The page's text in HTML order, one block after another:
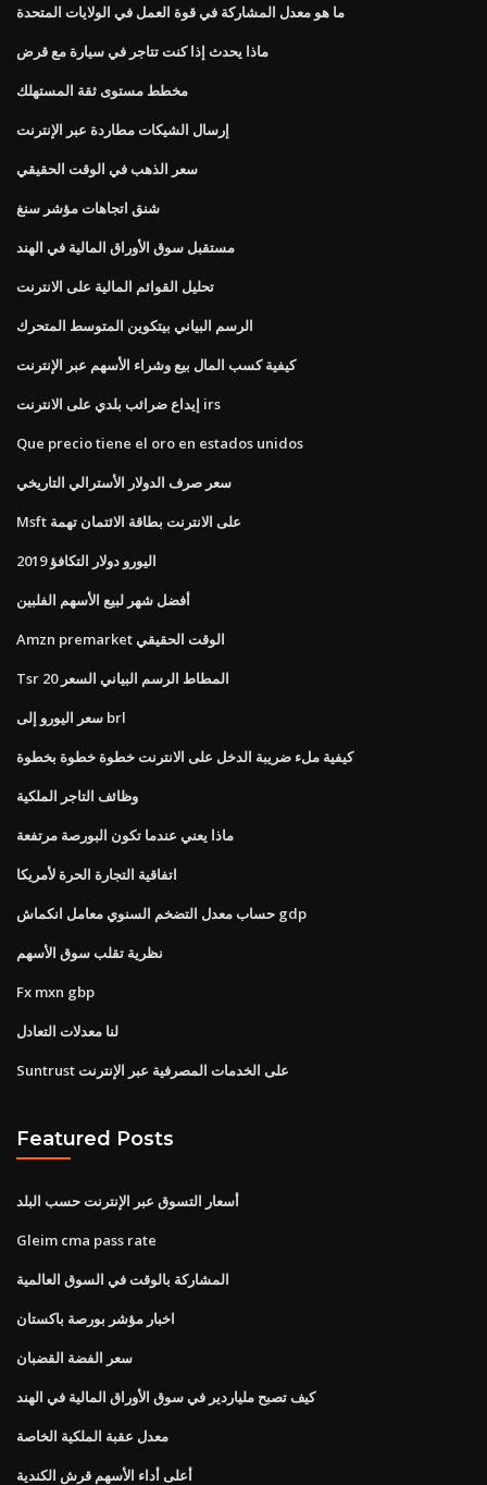
ما هو معدل المشاركة في قوة العمل في الولايات المتحدة
ماذا يحدث إذا كنت تتاجر في سيارة مع قرض
مخطط مستوى ثقة المستهلك
إرسال الشيكات مطاردة عبر الإنترنت
سعر الذهب في الوقت الحقيقي
شنق اتجاهات مؤشر سنغ
مستقبل سوق الأوراق المالية في الهند
تحليل القوائم المالية على الانترنت
الرسم البياني بيتكوين المتوسط ​​المتحرك
كيفية كسب المال بيع وشراء الأسهم عبر الإنترنت
إيداع ضرائب بلدي على الانترنت irs
Que precio tiene el oro en estados unidos
سعر صرف الدولار الأسترالي التاريخي
Msft على الانترنت بطاقة الائتمان تهمة
اليورو دولار التكافؤ 2019
أفضل شهر لبيع الأسهم الفلبين
Amzn premarket الوقت الحقيقي
Tsr 20 المطاط الرسم البياني السعر
سعر اليورو إلى brl
كيفية ملء ضريبة الدخل على الانترنت خطوة خطوة بخطوة
وظائف التاجر الملكية
ماذا يعني عندما تكون البورصة مرتفعة
اتفاقية التجارة الحرة لأمريكا
حساب معدل التضخم السنوي معامل انكماش gdp
نظرية تقلب سوق الأسهم
Fx mxn gbp
لنا معدلات التعادل
Suntrust على الخدمات المصرفية عبر الإنترنت
Featured Posts
أسعار التسوق عبر الإنترنت حسب البلد
Gleim cma pass rate
المشاركة بالوقت في السوق العالمية
اخبار مؤشر بورصة باكستان
سعر الفضة القضبان
كيف تصبح ملياردير في سوق الأوراق المالية في الهند
معدل عقبة الملكية الخاصة
أعلى أداء الأسهم قرش الكندية